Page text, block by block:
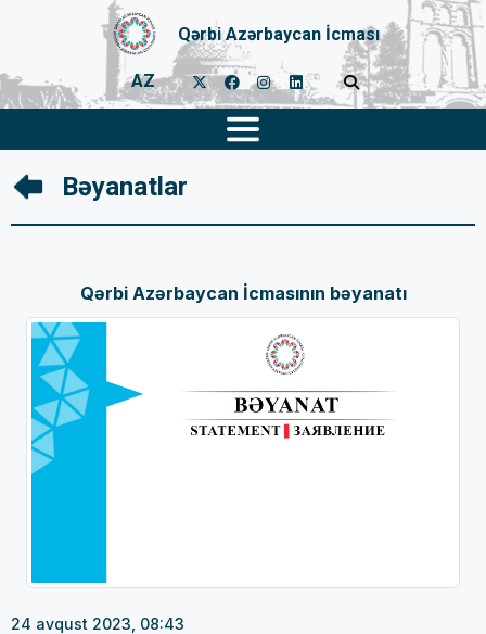
Qərbi Azərbaycan İcması
AZ
Bəyanatlar
Qərbi Azərbaycan İcmasının bəyanatı
24 avqust 2023, 08:43